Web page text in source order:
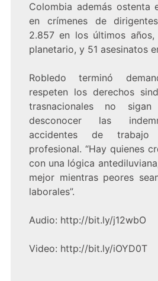
Colombia además ostenta
en crímenes de
2.857 en los últimos
planetario, y 51 asesinatos
Robledo terminó
respeten los derechos
trasnacionales no sigan
desconocer las
accidentes de trabajo
profesional. “Hay quienes
con una lógica
mejor mientras peores
laborales”.
Audio: http://bit.ly/j12wbO
Video: http://bit.ly/iOYD0T